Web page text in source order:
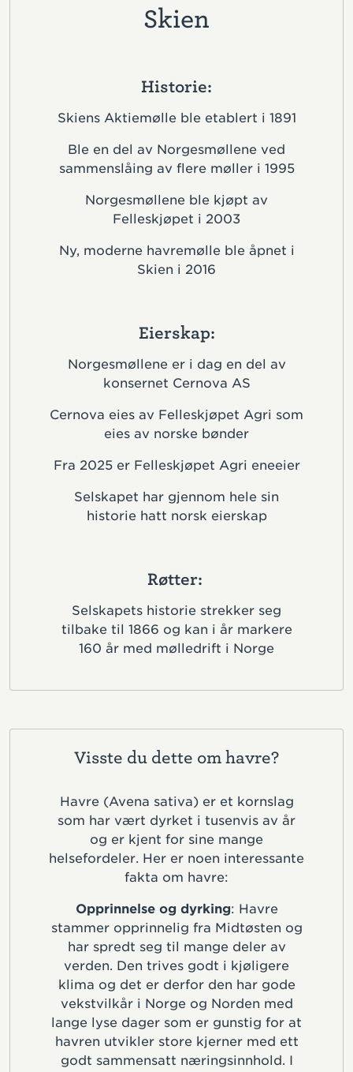
Skien
Historie:
Skiens Aktiemølle ble etablert i 1891
Ble en del av Norgesmøllene ved
sammenslåing av flere møller i 1995
Norgesmøllene ble kjøpt av
Felleskjøpet i 2003
Ny, moderne havremølle ble åpnet i
Skien i 2016
Eierskap:
Norgesmøllene er i dag en del av
konsernet Cernova AS
Cernova eies av Felleskjøpet Agri som
eies av norske bønder
Fra 2025 er Felleskjøpet Agri eneeier
Selskapet har gjennom hele sin
historie hatt norsk eierskap
Røtter:
Selskapets historie strekker seg
tilbake til 1866 og kan i år markere
160 år med mølledrift i Norge
Visste du dette om havre?
Havre (Avena sativa) er et kornslag
som har vært dyrket i tusenvis av år
og er kjent for sine mange
helsefordeler. Her er noen interessante
fakta om havre:
Opprinnelse og dyrking: Havre
stammer opprinnelig fra Midtøsten og
har spredt seg til mange deler av
verden. Den trives godt i kjøligere
klima og det er derfor den har gode
vekstvilkår i Norge og Norden med
lange lyse dager som er gunstig for at
havren utvikler store kjerner med ett
godt sammensatt næringsinnhold. I